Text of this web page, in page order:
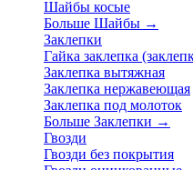
Шайбы косые
Больше Шайбы →
Заклепки
Гайка заклепка
Заклепка вытяжная
Заклепка нержавеющая
Заклепка под молоток
Больше Заклепки →
Гвозди
Гвозди без покрытия